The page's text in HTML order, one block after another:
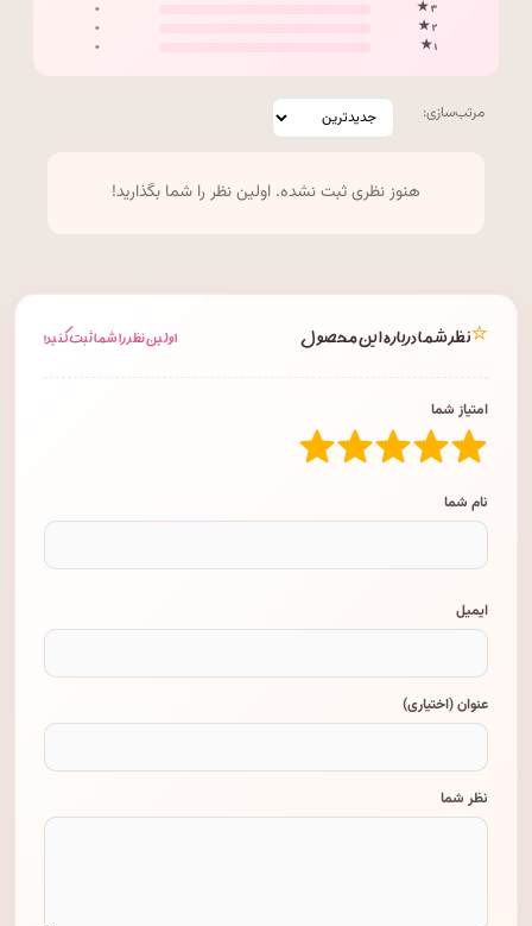
۳ ★
۰
۲ ★
۰
۱ ★
۰
مرتب‌سازی:
هنوز نظری ثبت نشده. اولین نظر را شما بگذارید!
⭐نظر شما درباره این محصول اولین نظر را شما ثبت کنید!
امتیاز شما
نام شما
ایمیل
عنوان (اختیاری)
نظر شما